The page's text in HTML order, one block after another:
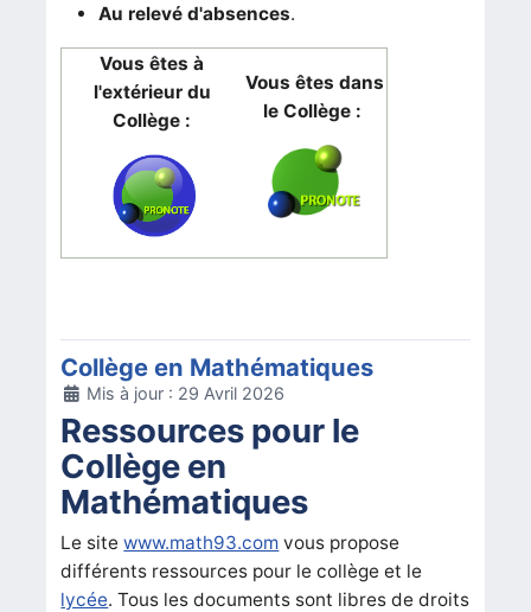
Au relevé d'absences.
Vous êtes à
l'extérieur du
Collège :
Vous êtes dans
le Collège :
Collège en Mathématiques
DétailsMis à jour : 29 Avril 2026
Ressources pour le
Collège en
Mathématiques
Le sitewww.math93.com vous propose
différents ressources pour le collège et le
lycée. Tous les documents sont libres de droits